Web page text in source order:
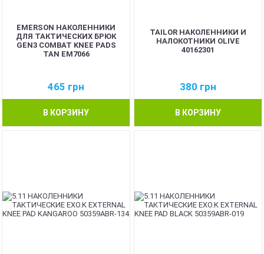
EMERSON НАКОЛЕННИКИ
ДЛЯ ТАКТИЧЕСКИХ БРЮК
GEN3 COMBAT KNEE PADS
TAN EM7066
465 грн
В КОРЗИНУ
TAILOR НАКОЛЕННИКИ И
НАЛОКОТНИКИ OLIVE
40162301
380 грн
В КОРЗИНУ